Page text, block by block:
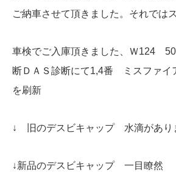
ご納車させて頂きました。それでは
車検でご入庫頂きました、Ｗ124
断ＤＡＳ診断にて1,4番 ミスファイ
を刷新
↓ 旧のデスビキャップ 水滴があり
↓新品のデスビキャップ 一目瞭然